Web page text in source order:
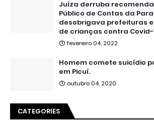
Juíza derruba
Público de Contas da
desobrigava prefeituras
de crianças contra Covid-
fevereiro 04, 2022
Homem comete suicídio
em Picuí.
outubro 04, 2020
CATEGORIES